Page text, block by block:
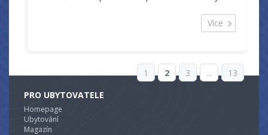
Více
1 2 3 ...
13
PRO UBYTOVATELE
Homepage
Ubytování
Magazín